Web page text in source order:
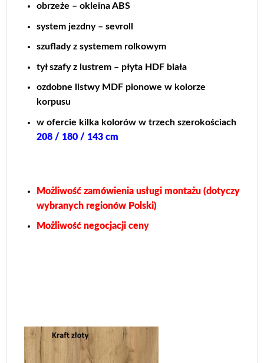
obrzeże – okleina ABS
system jezdny – sevroll
szuflady z systemem rolkowym
tył szafy z lustrem – płyta HDF biała
ozdobne listwy MDF pionowe w kolorze
korpusu
w ofercie kilka kolorów w trzech szerokościach
208 / 180 / 143 cm
Możliwość zamówienia usługi montażu (dotyczy
wybranych regionów Polski)
Możliwość negocjacji ceny